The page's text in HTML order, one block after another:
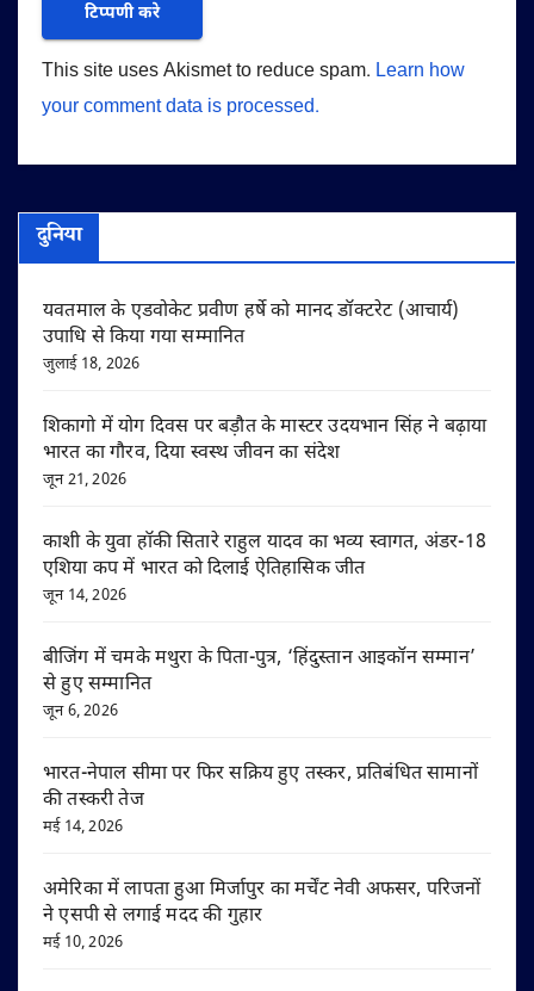
This site uses Akismet to reduce spam. Learn how
your comment data is processed.
दुनिया
यवतमाल के एडवोकेट प्रवीण हर्षे को मानद डॉक्टरेट (आचार्य)
उपाधि से किया गया सम्मानित
जुलाई 18, 2026
शिकागो में योग दिवस पर बड़ौत के मास्टर उदयभान सिंह ने बढ़ाया
भारत का गौरव, दिया स्वस्थ जीवन का संदेश
जून 21, 2026
काशी के युवा हॉकी सितारे राहुल यादव का भव्य स्वागत, अंडर-18
एशिया कप में भारत को दिलाई ऐतिहासिक जीत
जून 14, 2026
बीजिंग में चमके मथुरा के पिता-पुत्र, ‘हिंदुस्तान आइकॉन सम्मान’
से हुए सम्मानित
जून 6, 2026
भारत-नेपाल सीमा पर फिर सक्रिय हुए तस्कर, प्रतिबंधित सामानों
की तस्करी तेज
मई 14, 2026
अमेरिका में लापता हुआ मिर्जापुर का मर्चेंट नेवी अफसर, परिजनों
ने एसपी से लगाई मदद की गुहार
मई 10, 2026